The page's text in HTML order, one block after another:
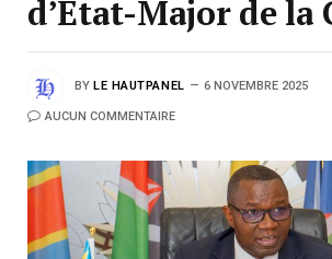
d’État-Major de la
BY LE HAUTPANEL 6 NOVEMBRE 2025
AUCUN COMMENTAIRE